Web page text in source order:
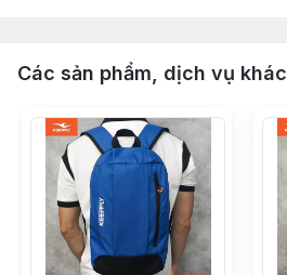
Các sản phẩm, dịch vụ khác